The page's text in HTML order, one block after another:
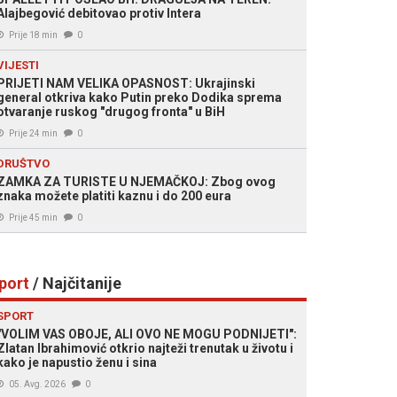
debitovao protiv Intera
Prije 18 min 0
NAM VELIKA OPASNOST: Ukrajinski
otkriva kako Putin preko Dodika sprema
ruskog "drugog fronta" u BiH
Prije 24 min 0
ZA TURISTE U NJEMAČKOJ: Zbog ovog
možete platiti kaznu i do 200 eura
Prije 45 min 0
/ Najčitanije
VAS OBOJE, ALI OVO NE MOGU PODNIJETI":
Ibrahimović otkrio najteži trenutak u životu i
je napustio ženu i sina
05. Avg. 2026 0